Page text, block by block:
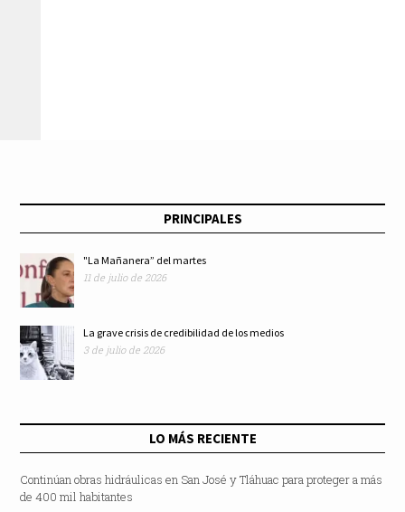
PRINCIPALES
"La Mañanera” del martes
11 de julio de 2026
La grave crisis de credibilidad de los medios
3 de julio de 2026
LO MÁS RECIENTE
Continúan obras hidráulicas en San José y Tláhuac para proteger a más
de 400 mil habitantes